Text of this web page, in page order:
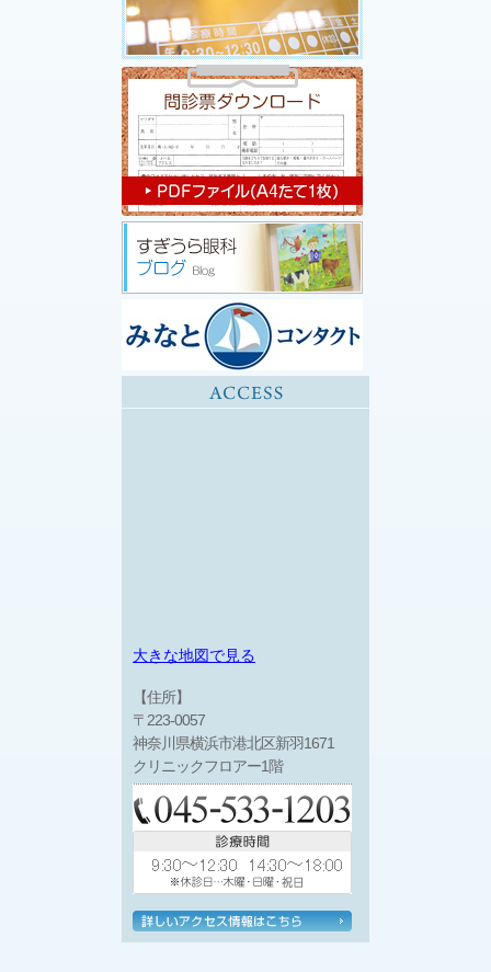
大きな地図で見る
【住所】
〒223-0057
神奈川県横浜市港北区新羽1671
クリニックフロアー1階